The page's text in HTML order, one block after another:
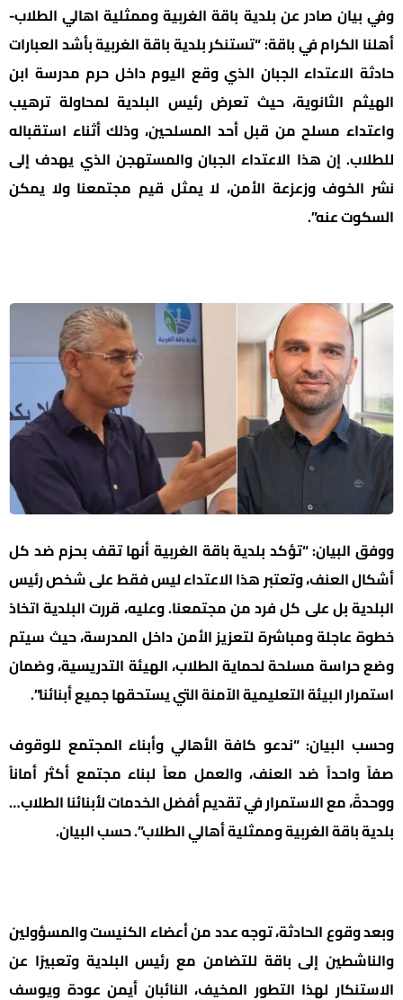
وفي بيان صادر عن بلدية باقة الغربية وممثلية اهالي الطلاب-
أهلنا الكرام في باقة: “تستنكر بلدية باقة الغربية بأشد العبارات
حادثة الاعتداء الجبان الذي وقع اليوم داخل حرم مدرسة ابن
الهيثم الثانوية، حيث تعرض رئيس البلدية لمحاولة ترهيب
واعتداء مسلح من قبل أحد المسلحين، وذلك أثناء استقباله
للطلاب. إن هذا الاعتداء الجبان والمستهجن الذي يهدف إلى
نشر الخوف وزعزعة الأمن، لا يمثل قيم مجتمعنا ولا يمكن
السكوت عنه”.
ووفق البيان: “تؤكد بلدية باقة الغربية أنها تقف بحزم ضد كل
أشكال العنف، وتعتبر هذا الاعتداء ليس فقط على شخص رئيس
البلدية بل على كل فرد من مجتمعنا. وعليه، قررت البلدية اتخاذ
خطوة عاجلة ومباشرة لتعزيز الأمن داخل المدرسة، حيث سيتم
وضع حراسة مسلحة لحماية الطلاب، الهيئة التدريسية، وضمان
استمرار البيئة التعليمية الآمنة التي يستحقها جميع أبنائنا”.
وحسب البيان: “ندعو كافة الأهالي وأبناء المجتمع للوقوف
صفاً واحداً ضد العنف، والعمل معاً لبناء مجتمع أكثر أماناً
ووحدةً، مع الاستمرار في تقديم أفضل الخدمات لأبنائنا الطلاب…
بلدية باقة الغربية وممثلية أهالي الطلاب”. حسب البيان.
وبعد وقوع الحادثة، توجه عدد من أعضاء الكنيست والمسؤولين
والناشطين إلى باقة للتضامن مع رئيس البلدية وتعبيرًا عن
الاستنكار لهذا التطور المخيف، النائبان أيمن عودة ويوسف